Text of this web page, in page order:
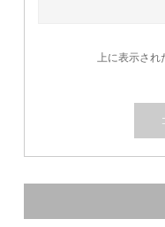
上に表示され